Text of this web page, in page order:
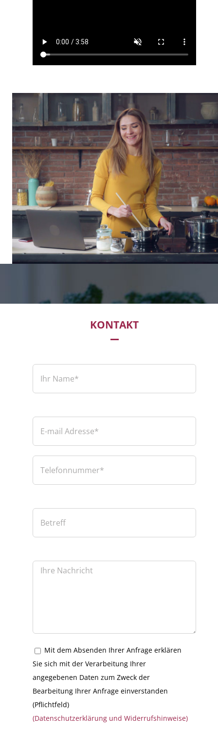
KONTAKT
Mit dem Absenden Ihrer Anfrage erklären
Sie sich mit der Verarbeitung Ihrer
angegebenen Daten zum Zweck der
Bearbeitung Ihrer Anfrage einverstanden
(Pflichtfeld)
(Datenschutzerklärung und Widerrufshinweise)